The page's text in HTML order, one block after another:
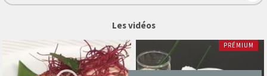
Les vidéos
PRÉMIUM